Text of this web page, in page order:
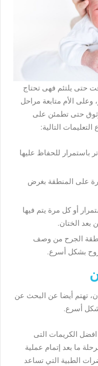
حتى يلتئم فهى تحتاج
وعلى الأم متابعة مراحل
حتى تطمئن على
التالية:
باستمرار للحفاظ عليها
على المنطقة بغرض
أو كل مرة يتم فيها
بعد الختان.
الجرح من وصف
بشكل أسرع.
تهتم أيضا عن البحث عن
أسرع.
افضل الكريمات التى
ما بعد إتمام عملية
الطبية التي تساعد